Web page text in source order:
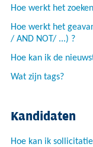
Hoe werkt het
Hoe werkt het
/ AND NOT/ ...) ?
Hoe kan ik de
Wat zijn tags?
Kandidaten
Hoe kan ik